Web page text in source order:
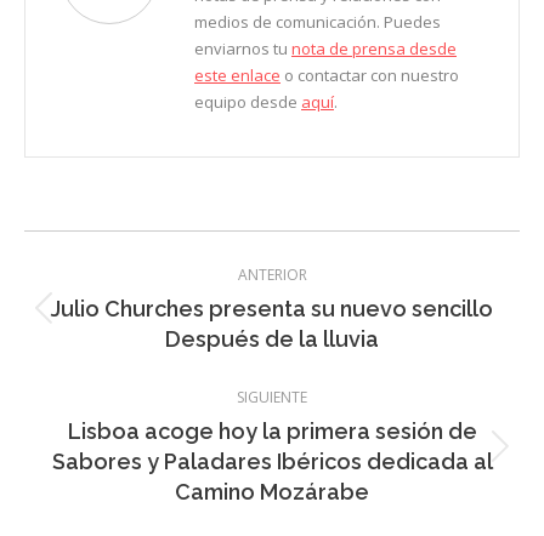
medios de comunicación. Puedes
enviarnos tu nota de prensa desde
este enlace o contactar con nuestro
equipo desde aquí.
entre
ANTERIOR
Entrada
anterior:
Julio Churches presenta su nuevo sencillo
Después de la lluvia
SIGUIENTE
Entrada
siguiente:
Lisboa acoge hoy la primera sesión de
Sabores y Paladares Ibéricos dedicada al
Camino Mozárabe